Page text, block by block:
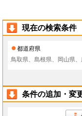
以下の各号の条件を全て
本規約に同意した者
当社所定の登録情報
前項にかかわらず、以下の
とし、会員登録が否認され
なお、既に会員として登
通告なく、当社の判断によ
録の際に後見人その
日本国外に在住の者
当社へ虚偽の事項を報
破産状態もしくはそ
二重に会員登録してい
現在の検索条件
都道府県
鳥取県、島根県、岡山県
条件の追加・変